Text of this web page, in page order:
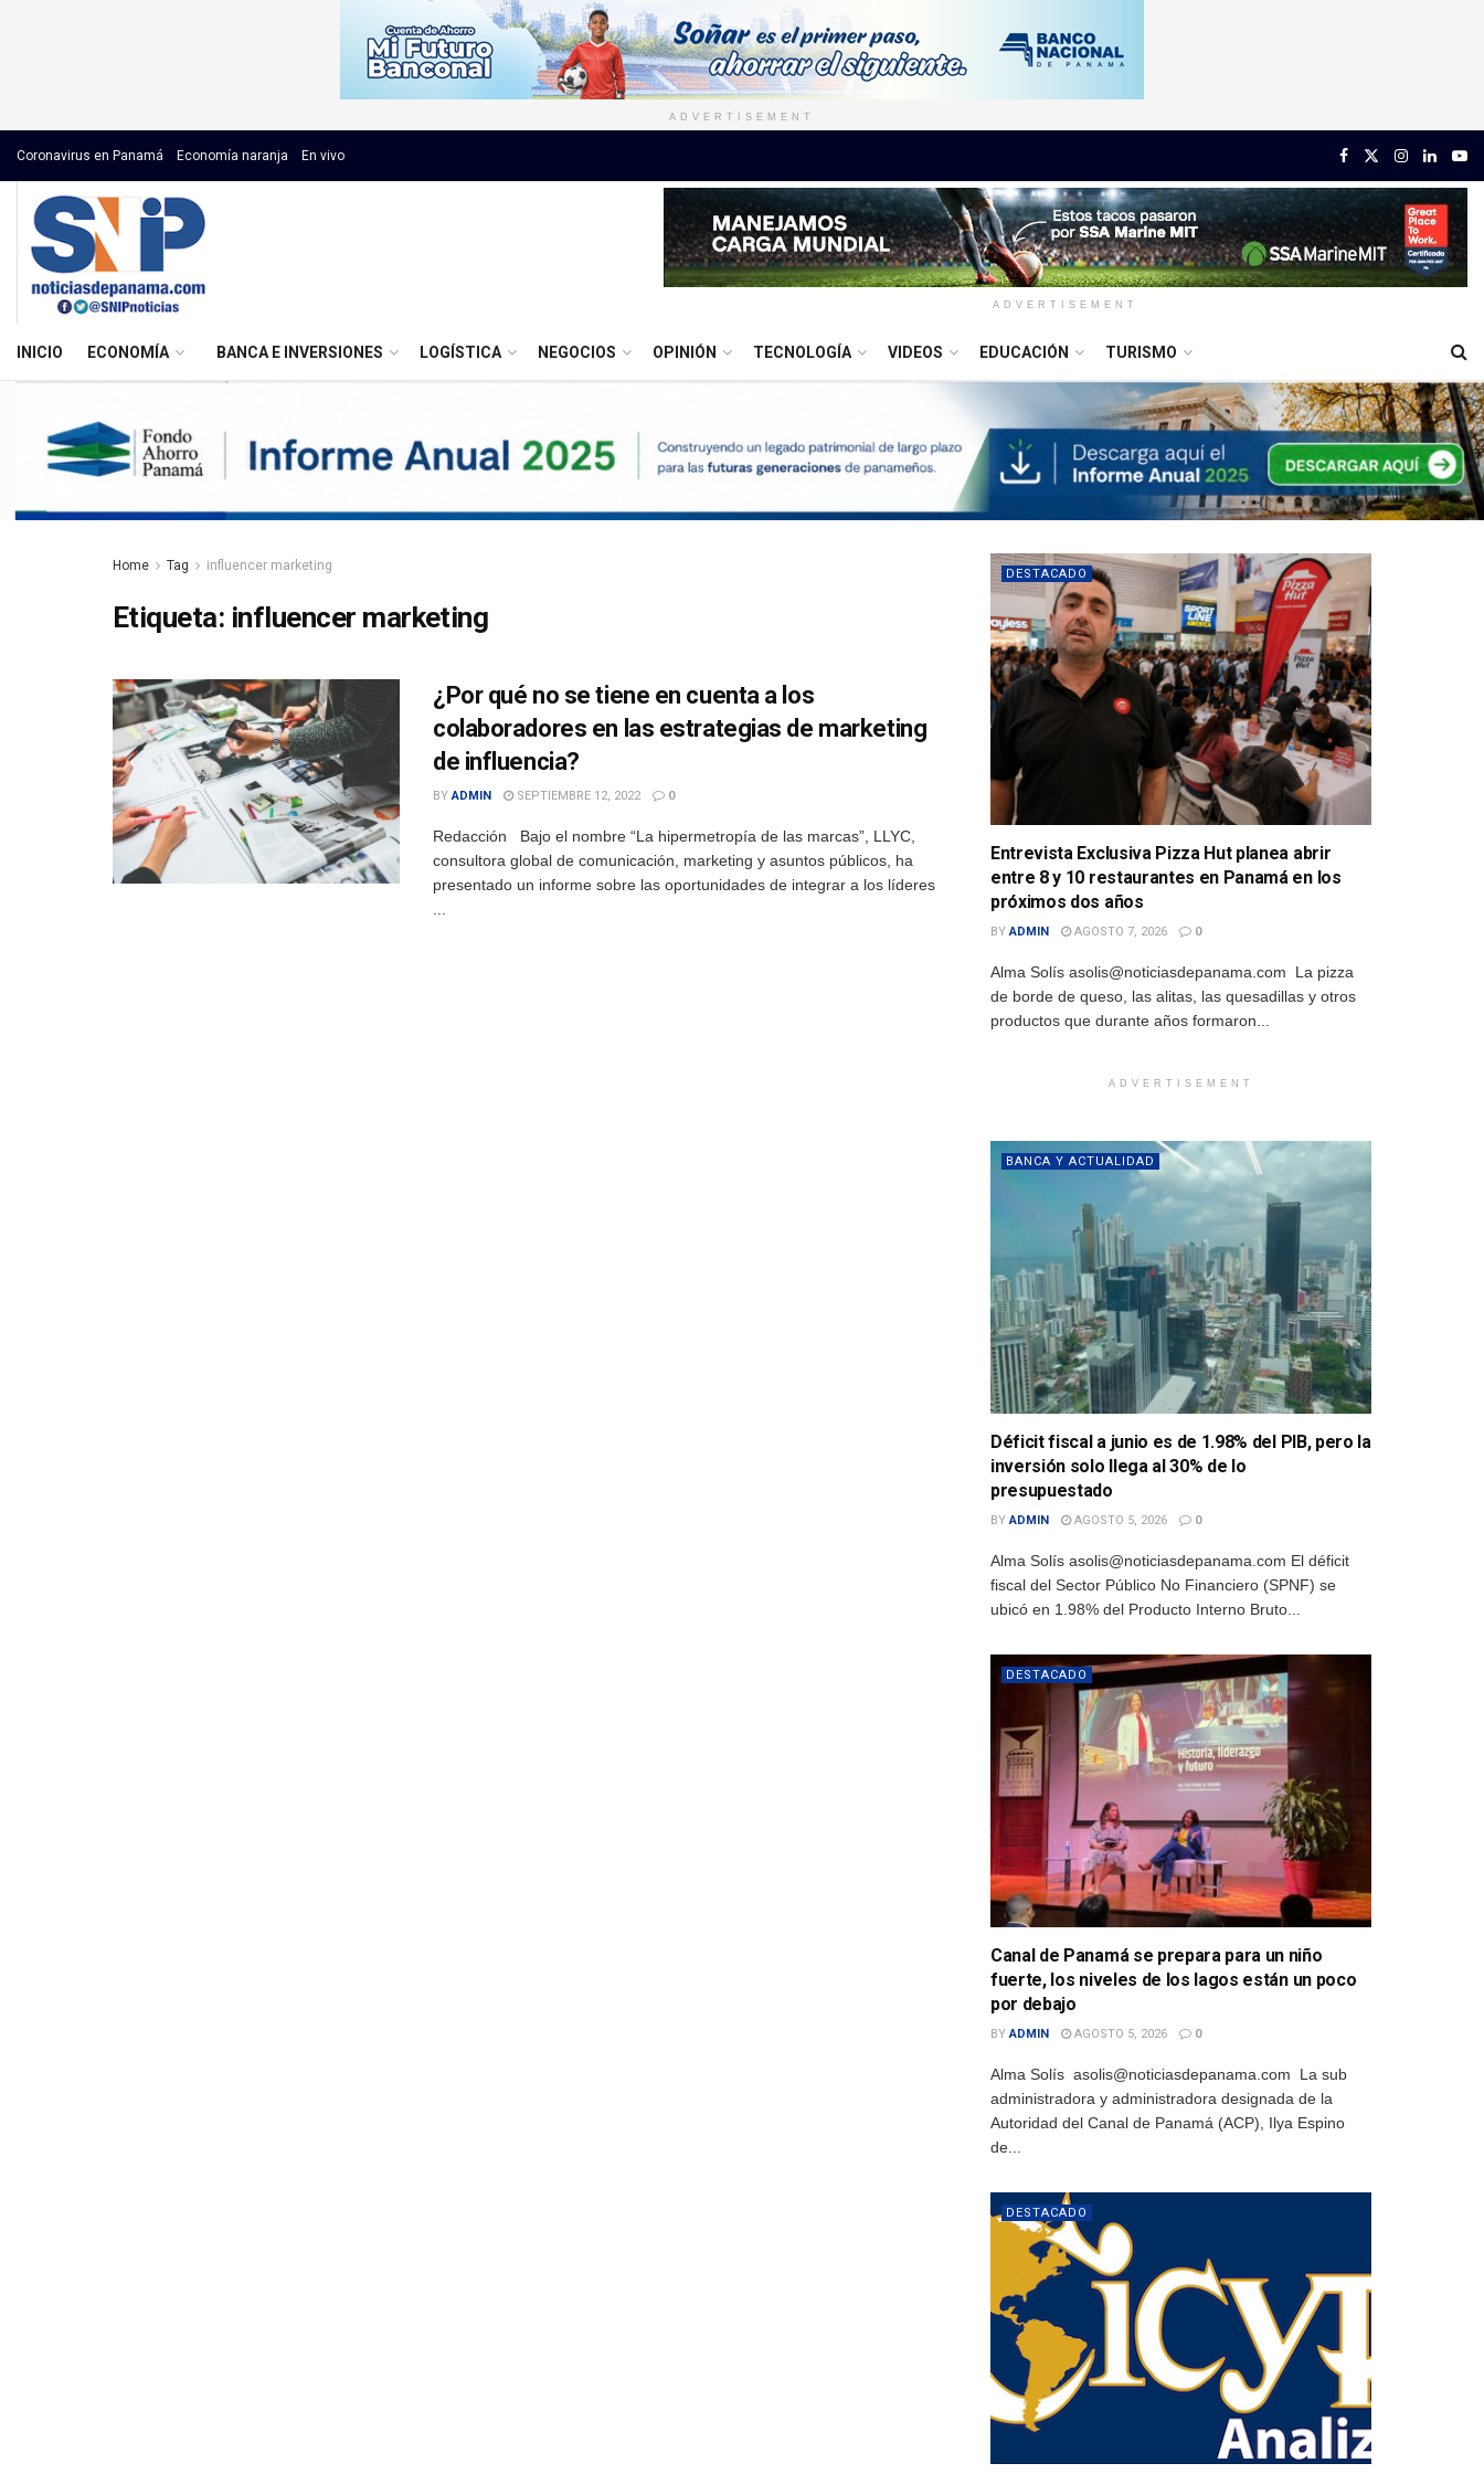
ADVERTISEMENT
Coronavirus en Panamá Economía naranja En vivo
ADVERTISEMENT
INICIO ECONOMÍA BANCA E INVERSIONES LOGÍSTICA NEGOCIOS OPINIÓN TECNOLOGÍA VIDEOS EDUCACIÓN TURISMO
Home Tag influencer marketing
Etiqueta: influencer marketing
¿Por qué no se tiene en cuenta a los
colaboradores en las estrategias de marketing
de influencia?
BY ADMIN SEPTIEMBRE 12, 2022 0
Redacción Bajo el nombre “La hipermetropía de las marcas”, LLYC,
consultora global de comunicación, marketing y asuntos públicos, ha
presentado un informe sobre las oportunidades de integrar a los líderes
DESTACADO
Entrevista Exclusiva Pizza Hut planea abrir
entre 8 y 10 restaurantes en Panamá en los
próximos dos años
BY ADMIN AGOSTO 7, 2026 0
Alma Solís asolis@noticiasdepanama.com La pizza
de borde de queso, las alitas, las quesadillas y otros
productos que durante años formaron...
ADVERTISEMENT
BANCA Y ACTUALIDAD
Déficit fiscal a junio es de 1.98% del PIB, pero la
inversión solo llega al 30% de lo
presupuestado
BY ADMIN AGOSTO 5, 2026 0
Alma Solís asolis@noticiasdepanama.com El déficit
fiscal del Sector Público No Financiero (SPNF) se
ubicó en 1.98% del Producto Interno Bruto...
DESTACADO
Canal de Panamá se prepara para un niño
fuerte, los niveles de los lagos están un poco
por debajo
BY ADMIN AGOSTO 5, 2026 0
Alma Solís asolis@noticiasdepanama.com La sub
administradora y administradora designada de la
Autoridad del Canal de Panamá (ACP), Ilya Espino
de...
DESTACADO